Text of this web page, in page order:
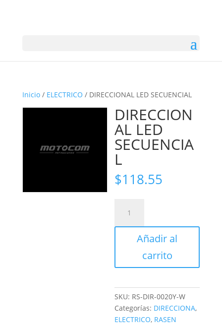
Inicio/ ELECTRICO / DIRECCIONAL LED SECUENCIAL
DIRECCION
AL LED
SECUENCIA
L
$118.55
SECUENCIAL
cantidadAñadir al
carrito
SKU: RS-DIR-0020Y-W
Categorías: DIRECCIONA,
ELECTRICO, RASEN